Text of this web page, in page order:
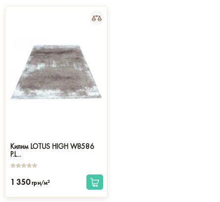
Килим LOTUS HIGH W8586
P.L...
1 350 грн/м2